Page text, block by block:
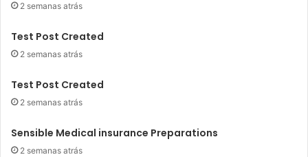
2 semanas atrás
Test Post Created
2 semanas atrás
Test Post Created
2 semanas atrás
Sensible Medical insurance Preparations
2 semanas atrás